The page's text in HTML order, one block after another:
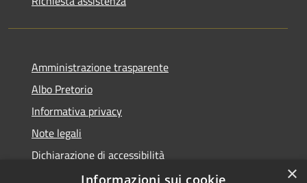
Amministrazione trasparente
Albo Pretorio
Informativa privacy
Note legali
Dichiarazione di accessibilità
Piano miglioramento sito
×
Informazioni sui cookie